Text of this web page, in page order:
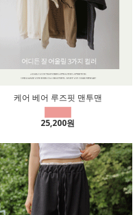
케어 베어 루즈핏 맨투맨
25,200원